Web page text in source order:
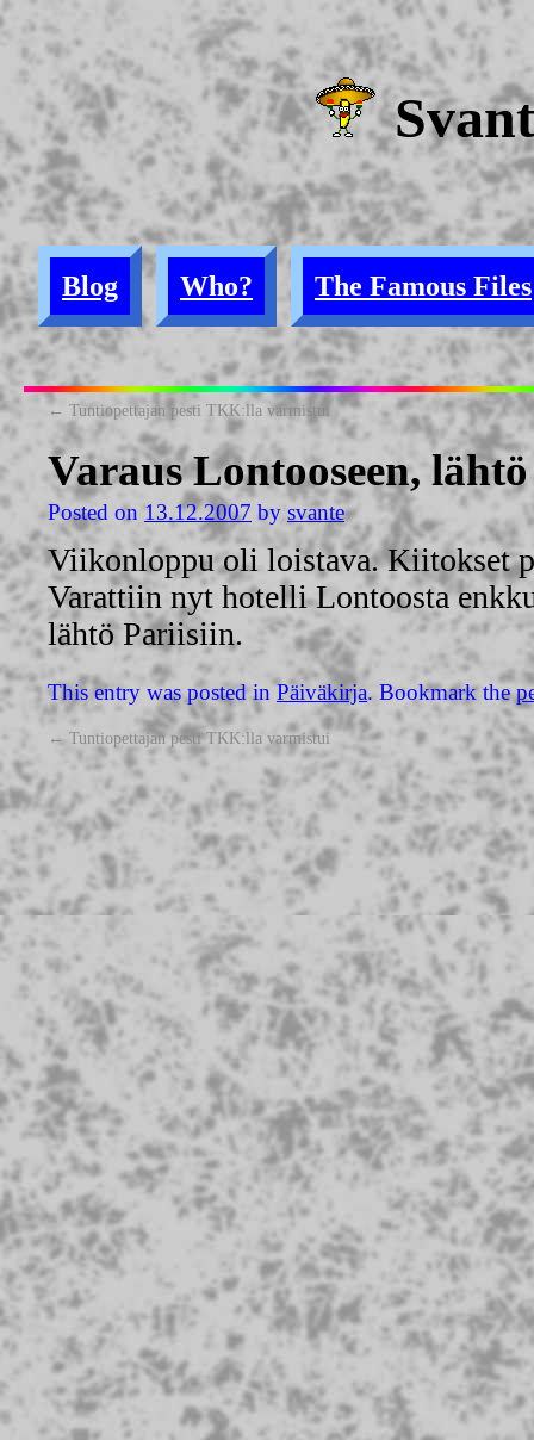
Blog Who? The Famous Files
← Tuntiopettajan pesti TKK:lla varmistui
Varaus Lontooseen,
Posted on 13.12.2007 by svante
Viikonloppu oli loistava. Kiitokset
Varattiin nyt hotelli Lontoosta
lähtö Pariisiin.
This entry was posted inPäiväkirja. Bookmark the
← Tuntiopettajan pesti TKK:lla varmistui